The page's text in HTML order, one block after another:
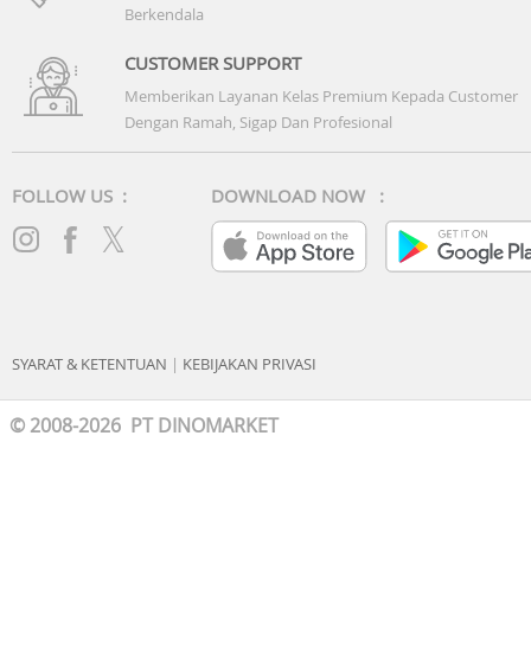
Android 16
HiOS 16
Update Sistem :
• 3x Android Update
• 5 Tahun Security Update
Kelengkapan Produk :
Berkendala
CUSTOMER SUPPORT
Memberikan Layanan Kelas Premium Kepada Customer
Dengan Ramah, Sigap Dan Profesional
FOLLOW US : DOWNLOAD NOW :
SYARAT & KETENTUAN | KEBIJAKAN PRIVASI
© 2008-2026 PT DINOMARKET